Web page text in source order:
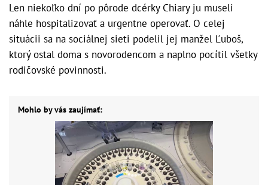
Len niekoľko dní po pôrode dcérky Chiary ju museli
náhle hospitalizovať a urgentne operovať. O celej
situácii sa na sociálnej sieti podelil jej manžel Ľuboš,
ktorý ostal doma s novorodencom a naplno pocítil všetky
rodičovské povinnosti.
Mohlo by vás zaujímať: